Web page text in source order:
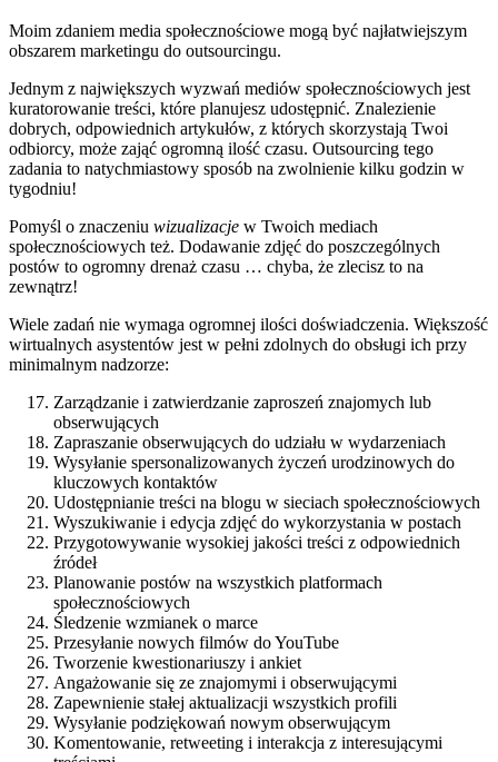
Moim zdaniem media społecznościowe mogą być najłatwiejszym
obszarem marketingu do outsourcingu.
Jednym z największych wyzwań mediów społecznościowych jest
kuratorowanie treści, które planujesz udostępnić. Znalezienie
dobrych, odpowiednich artykułów, z których skorzystają Twoi
odbiorcy, może zająć ogromną ilość czasu. Outsourcing tego
zadania to natychmiastowy sposób na zwolnienie kilku godzin w
tygodniu!
Pomyśl o znaczeniu wizualizacje w Twoich mediach
społecznościowych też. Dodawanie zdjęć do poszczególnych
postów to ogromny drenaż czasu … chyba, że zlecisz to na
zewnątrz!
Wiele zadań nie wymaga ogromnej ilości doświadczenia. Większość
wirtualnych asystentów jest w pełni zdolnych do obsługi ich przy
minimalnym nadzorze:
Zarządzanie i zatwierdzanie zaproszeń znajomych lub
obserwujących
Zapraszanie obserwujących do udziału w wydarzeniach
Wysyłanie spersonalizowanych życzeń urodzinowych do
kluczowych kontaktów
Udostępnianie treści na blogu w sieciach społecznościowych
Wyszukiwanie i edycja zdjęć do wykorzystania w postach
Przygotowywanie wysokiej jakości treści z odpowiednich
źródeł
Planowanie postów na wszystkich platformach
społecznościowych
Śledzenie wzmianek o marce
Przesyłanie nowych filmów do YouTube
Tworzenie kwestionariuszy i ankiet
Angażowanie się ze znajomymi i obserwującymi
Zapewnienie stałej aktualizacji wszystkich profili
Wysyłanie podziękowań nowym obserwującym
Komentowanie, retweeting i interakcja z interesującymi